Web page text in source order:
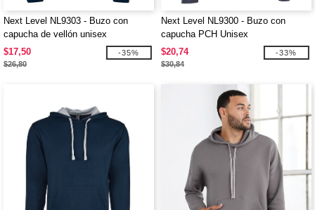
Next Level NL9303 - Buzo con
capucha de vellón unisex
$17,50
$26,80
-35%
Next Level NL9300 - Buzo con
capucha PCH Unisex
$20,74
$30,84
-33%